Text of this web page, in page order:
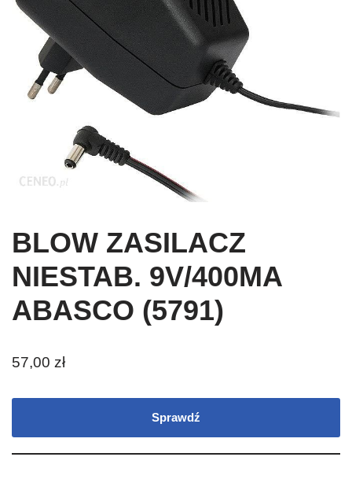
BLOW ZASILACZ
NIESTAB. 9V/400MA
ABASCO (5791)
57,00 zł
Sprawdź